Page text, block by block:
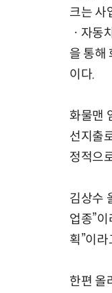
크는 사
ㆍ자동
을 통해
이다.
화물맨
선지출
정적으
김상수
업종”
획”이
한편 올